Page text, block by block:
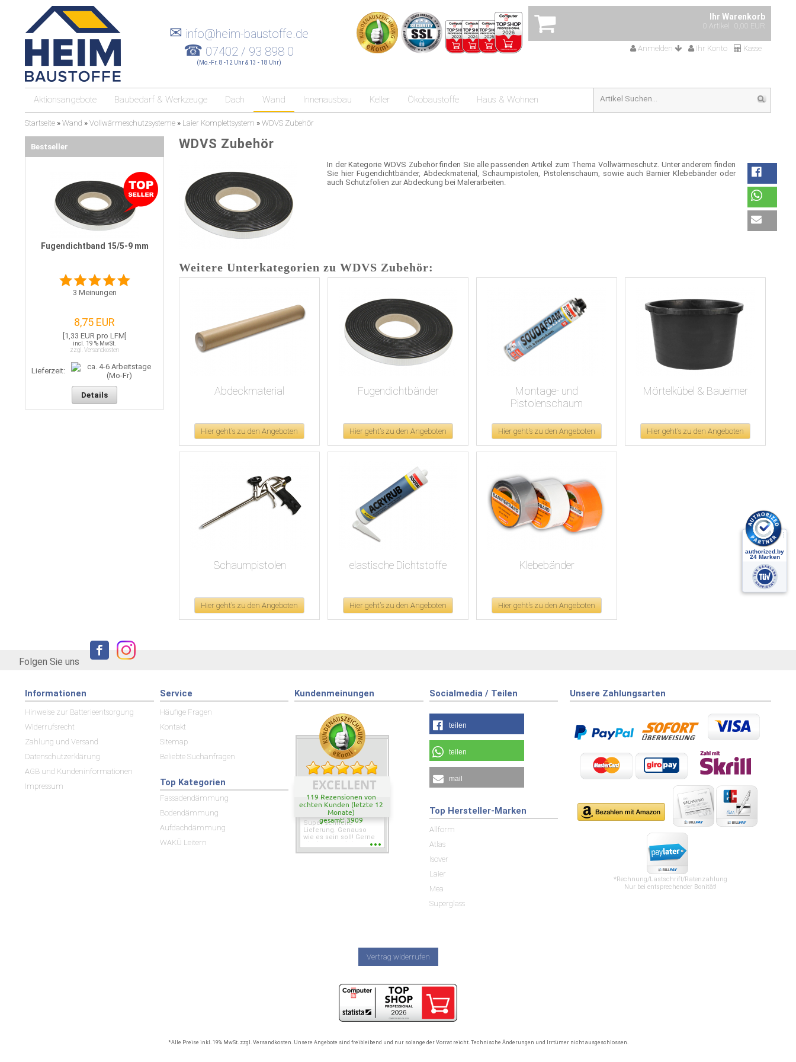
Ihr Warenkorb
0 Artikel 0,00 EUR
Anmelden Ihr Konto Kasse
✉ info@heim-baustoffe.de
☎ 07402 / 93 898 0
(Mo.-Fr. 8 -12 Uhr & 13 - 18 Uhr)
Aktionsangebote Baubedarf & Werkzeuge Dach Wand Innenausbau Keller Ökobaustoffe Haus & Wohnen
Startseite » Wand » Vollwärmeschutzsysteme » Laier Komplettsystem » WDVS Zubehör
WDVS Zubehör
In der Kategorie WDVS Zubehör finden Sie alle passenden Artikel zum Thema Vollwärmeschutz. Unter anderem finden
Sie hier Fugendichtbänder, Abdeckmaterial, Schaumpistolen, Pistolenschaum, sowie auch Barnier Klebebänder oder
auch Schutzfolien zur Abdeckung bei Malerarbeiten.
Weitere Unterkategorien zu WDVS Zubehör:
Abdeckmaterial
Hier geht's zu den Angeboten
Fugendichtbänder
Hier geht's zu den Angeboten
Montage- und
Pistolenschaum
Hier geht's zu den Angeboten
Mörtelkübel & Baueimer
Hier geht's zu den Angeboten
Schaumpistolen
Hier geht's zu den Angeboten
elastische Dichtstoffe
Hier geht's zu den Angeboten
Klebebänder
Hier geht's zu den Angeboten
Bestseller
Fugendichtband 15/5-9 mm
3 Meinungen
8,75 EUR
[1,33 EUR pro LFM]
incl. 19 % MwSt.
zzgl. Versandkosten
Lieferzeit:
Details
Folgen Sie uns
Informationen
Hinweise zur Batterieentsorgung
Widerrufsrecht
Zahlung und Versand
Datenschutzerklärung
AGB und Kundeninformationen
Impressum
Service
Häufige Fragen
Kontakt
Sitemap
Beliebte Suchanfragen
Top Kategorien
Fassadendämmung
Bodendämmung
Aufdachdämmung
WAKÜ Leitern
Kundenmeinungen
EXCELLENT
119 Rezensionen von
echten Kunden (letzte 12
Monate)
gesamt: 3909
Super schnelle
Lieferung. Genauso
wie es sein soll! Gerne
wieder wenn ich was
Socialmedia / Teilen
teilen
teilen
mail
Unsere Zahlungsarten
*Rechnung/Lastschrift/Ratenzahlung
Nur bei entsprechender Bonität!
Top Hersteller-Marken
Allform
Atlas
Isover
Laier
Mea
Superglass
Vertrag widerrufen
*Alle Preise inkl. 19% MwSt. zzgl. Versandkosten. Unsere Angebote sind freibleibend und nur solange der Vorrat reicht. Technische Änderungen und Irrtümer nicht ausgeschlossen.